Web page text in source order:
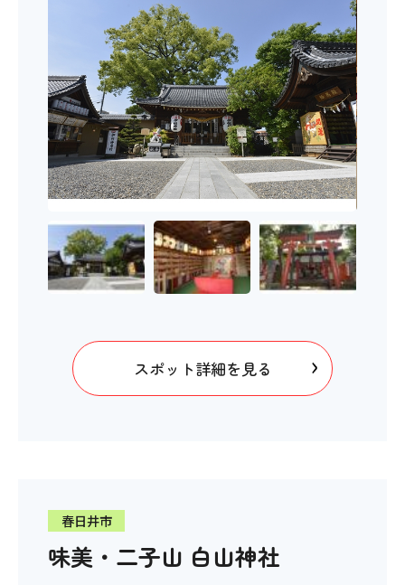
スポット詳細を見る
春日井市
味美・二子山 白山神社